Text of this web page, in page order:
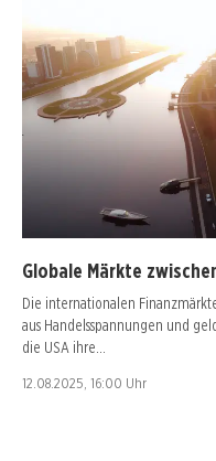
Globale Märkte
Die internationalen
aus Handelsspannungen und
die USA ihre…
12.08.2025, 16:00 Uhr